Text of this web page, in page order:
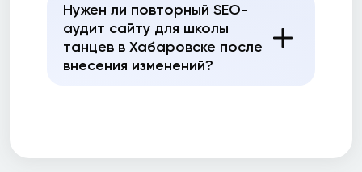
Нужен ли повторный SEO-
аудит сайту для школы
танцев в Хабаровске после
внесения изменений?